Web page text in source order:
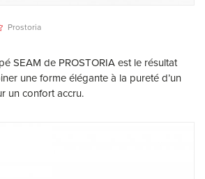
Prostoria
SEAM de PROSTORIA est le résultat
une forme élégante à la pureté d’un
un confort accru.